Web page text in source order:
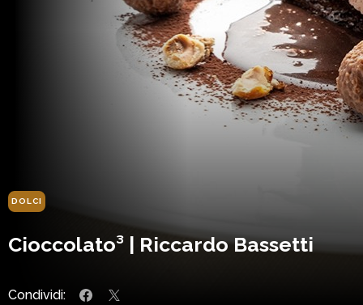
DOLCI
Cioccolato³ | Riccardo Bassetti
Condividi: